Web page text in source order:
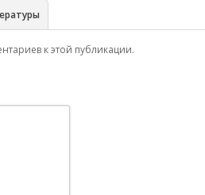
к этой публикации.